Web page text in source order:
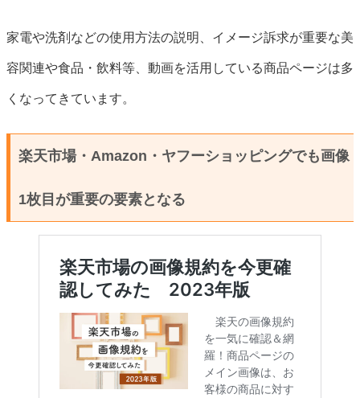
家電や洗剤などの使用方法の説明、イメージ訴求が重要な美
容関連や食品・飲料等、動画を活用している商品ページは多
くなってきています。
楽天市場・Amazon・ヤフーショッピングでも画像
1枚目が重要の要素となる